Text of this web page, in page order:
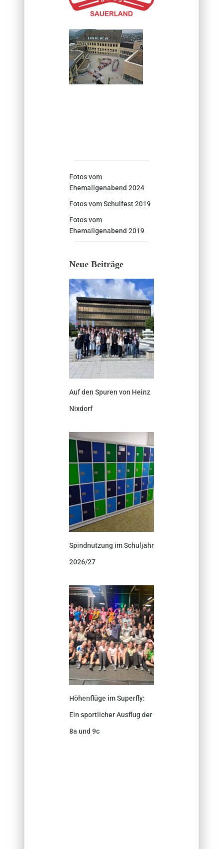
Fotos vom
Ehemaligenabend 2024
Fotos vom Schulfest 2019
Fotos vom
Ehemaligenabend 2019
Neue Beiträge
Auf den Spuren von Heinz
Nixdorf
Spindnutzung im Schuljahr
2026/27
Höhenflüge im Superfly:
Ein sportlicher Ausflug der
8a und 9c